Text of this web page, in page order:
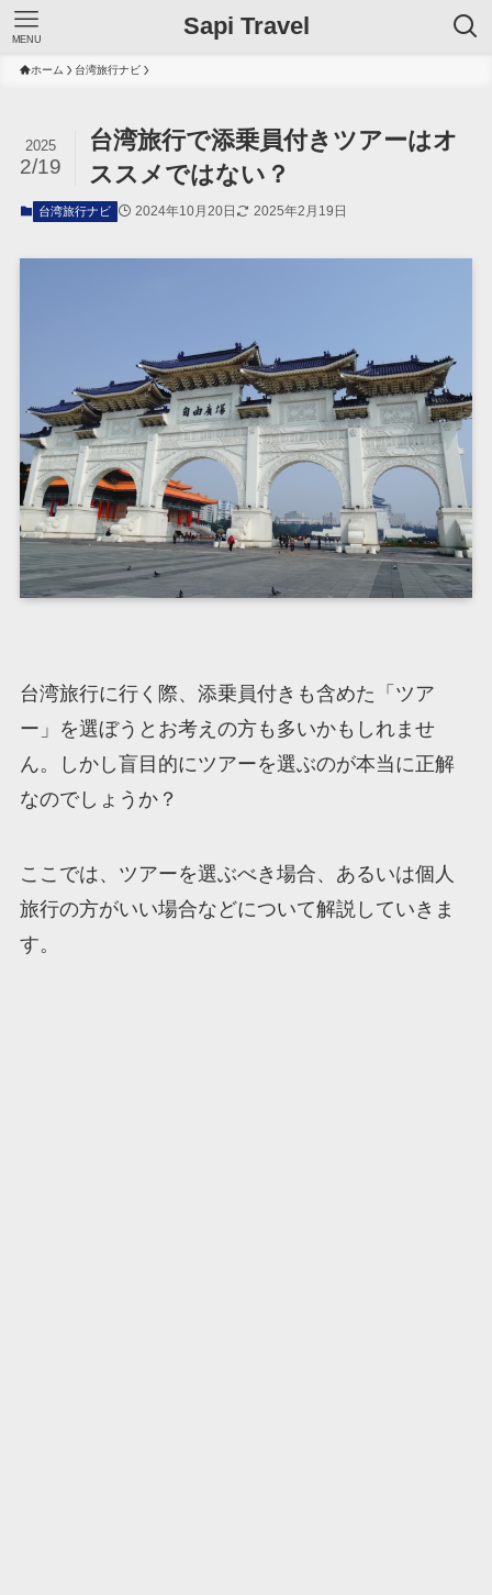
Sapi Travel
MENU
ホーム 台湾旅行ナビ
台湾旅行で添乗員付きツアーはオ
ススメではない？
2025
2/19
台湾旅行ナビ 2024年10月20日 2025年2月19日
台湾旅行に行く際、添乗員付きも含めた「ツア
ー」を選ぼうとお考えの方も多いかもしれませ
ん。しかし盲目的にツアーを選ぶのが本当に正解
なのでしょうか？
ここでは、ツアーを選ぶべき場合、あるいは個人
旅行の方がいい場合などについて解説していきま
す。